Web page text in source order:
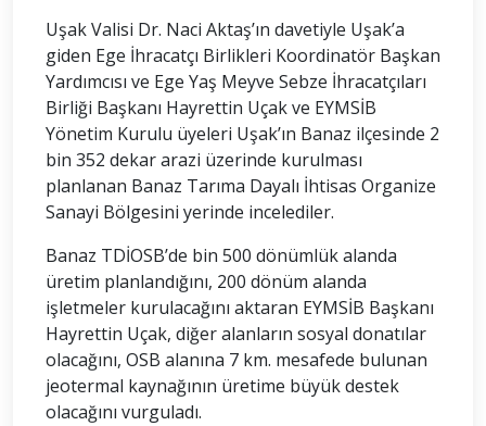
Uşak Valisi Dr. Naci Aktaş’ın davetiyle Uşak’a
giden Ege İhracatçı Birlikleri Koordinatör Başkan
Yardımcısı ve Ege Yaş Meyve Sebze İhracatçıları
Birliği Başkanı Hayrettin Uçak ve EYMSİB
Yönetim Kurulu üyeleri Uşak’ın Banaz ilçesinde 2
bin 352 dekar arazi üzerinde kurulması
planlanan Banaz Tarıma Dayalı İhtisas Organize
Sanayi Bölgesini yerinde incelediler.
Banaz TDİOSB’de bin 500 dönümlük alanda
üretim planlandığını, 200 dönüm alanda
işletmeler kurulacağını aktaran EYMSİB Başkanı
Hayrettin Uçak, diğer alanların sosyal donatılar
olacağını, OSB alanına 7 km. mesafede bulunan
jeotermal kaynağının üretime büyük destek
olacağını vurguladı.